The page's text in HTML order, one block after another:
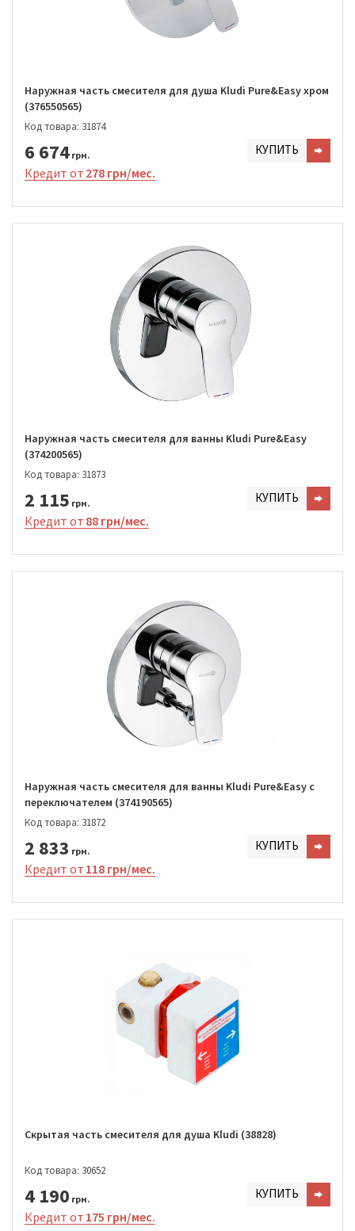
Наружная часть смесителя для душа Kludi Pure&Easy хром
(376550565)
Код товара: 31874
6 674 грн. КУПИТЬ
Кредит от 278 грн/мес.
Наружная часть смесителя для ванны Kludi Pure&Easy
(374200565)
Код товара: 31873
2 115 грн. КУПИТЬ
Кредит от 88 грн/мес.
Наружная часть смесителя для ванны Kludi Pure&Easy с
переключателем (374190565)
Код товара: 31872
2 833 грн. КУПИТЬ
Кредит от 118 грн/мес.
Скрытая часть смесителя для душа Kludi (38828)
Код товара: 30652
4 190 грн. КУПИТЬ
Кредит от 175 грн/мес.